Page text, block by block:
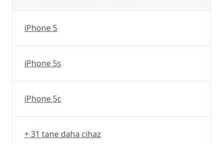
iPhone 5
iPhone 5s
iPhone 5c
+ 31 tane daha cihaz